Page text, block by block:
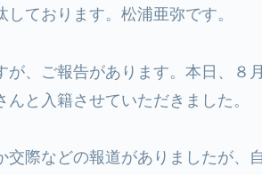
しております。松浦亜弥です。
が、ご報告があります。本日、８
んと入籍させていただきました。
交際などの報道がありましたが、